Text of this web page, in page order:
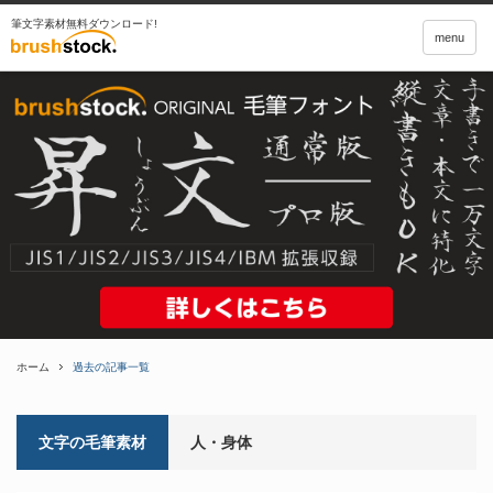
筆文字素材無料ダウンロード!
menu
ホーム 過去の記事一覧
文字の毛筆素材 人・身体